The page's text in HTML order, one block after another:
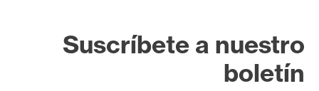
Suscríbete a nuestro
boletín